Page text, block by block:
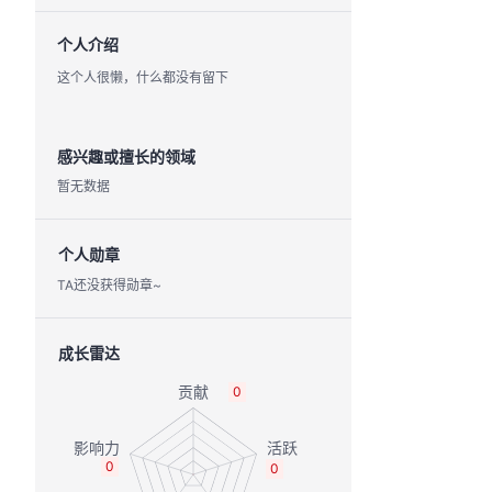
个人介绍
这个人很懒，什么都没有留下
感兴趣或擅长的领域
暂无数据
个人勋章
TA还没获得勋章~
成长雷达
0
0
0